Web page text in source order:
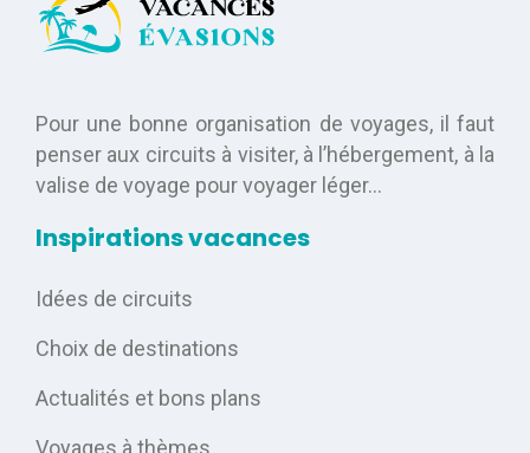
Pour une bonne organisation de voyages, il faut
penser aux circuits à visiter, à l’hébergement, à la
valise de voyage pour voyager léger…
Inspirations vacances
Idées de circuits
Choix de destinations
Actualités et bons plans
Voyages à thèmes